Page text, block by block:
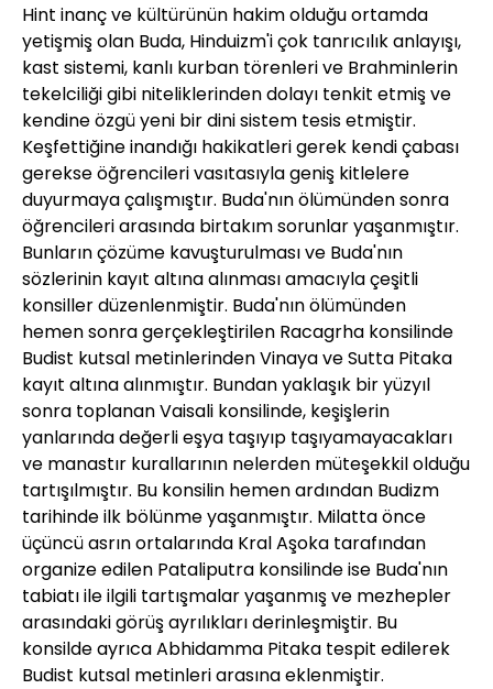
Hint inanç ve kültürünün hakim olduğu ortamda
yetişmiş olan Buda, Hinduizm'i çok tanrıcılık anlayışı,
kast sistemi, kanlı kurban törenleri ve Brahminlerin
tekelciliği gibi niteliklerinden dolayı tenkit etmiş ve
kendine özgü yeni bir dini sistem tesis etmiştir.
Keşfettiğine inandığı hakikatleri gerek kendi çabası
gerekse öğrencileri vasıtasıyla geniş kitlelere
duyurmaya çalışmıştır. Buda'nın ölümünden sonra
öğrencileri arasında birtakım sorunlar yaşanmıştır.
Bunların çözüme kavuşturulması ve Buda'nın
sözlerinin kayıt altına alınması amacıyla çeşitli
konsiller düzenlenmiştir. Buda'nın ölümünden
hemen sonra gerçekleştirilen Racagrha konsilinde
Budist kutsal metinlerinden Vinaya ve Sutta Pitaka
kayıt altına alınmıştır. Bundan yaklaşık bir yüzyıl
sonra toplanan Vaisali konsilinde, keşişlerin
yanlarında değerli eşya taşıyıp taşıyamayacakları
ve manastır kurallarının nelerden müteşekkil olduğu
tartışılmıştır. Bu konsilin hemen ardından Budizm
tarihinde ilk bölünme yaşanmıştır. Milatta önce
üçüncü asrın ortalarında Kral Aşoka tarafından
organize edilen Pataliputra konsilinde ise Buda'nın
tabiatı ile ilgili tartışmalar yaşanmış ve mezhepler
arasındaki görüş ayrılıkları derinleşmiştir. Bu
konsilde ayrıca Abhidamma Pitaka tespit edilerek
Budist kutsal metinleri arasına eklenmiştir.